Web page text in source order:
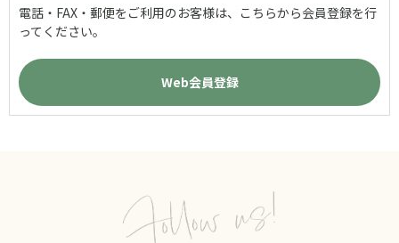
電話・FAX・郵便をご利用のお客様は、こちらから会員登録を行
ってください。